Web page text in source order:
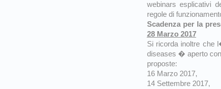
webinars esplicativi
regole di
Scadenza per la
28 Marzo 2017
Si ricorda inoltre che
diseases � aperto
proposte:
16 Marzo 2017,
14 Settembre 2017,